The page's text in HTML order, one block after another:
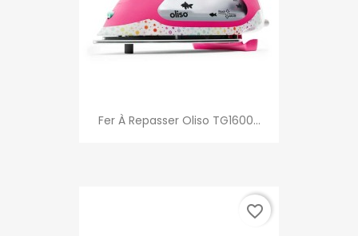
Fer À Repasser Oliso TG1600...
favorite_border